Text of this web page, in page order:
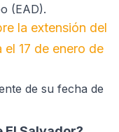
(EAD).
la extensión del
17 de enero de
de su fecha de